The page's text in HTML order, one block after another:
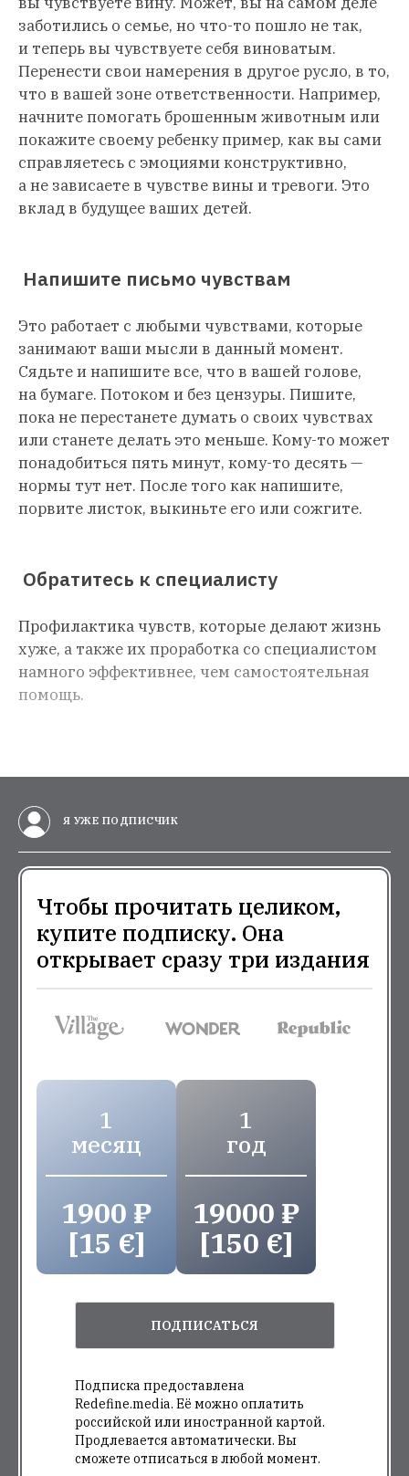
заботились о семье, но что-то пошло не так,
и теперь вы чувствуете себя виноватым.
Перенести свои намерения в другое русло, в то,
что в вашей зоне ответственности. Например,
начните помогать брошенным животным или
покажите своему ребенку пример, как вы сами
справляетесь с эмоциями конструктивно,
а не зависаете в чувстве вины и тревоги. Это
вклад в будущее ваших детей.
Напишите письмо чувствам
Это работает с любыми чувствами, которые
занимают ваши мысли в данный момент.
Сядьте и напишите все, что в вашей голове,
на бумаге. Потоком и без цензуры. Пишите,
пока не перестанете думать о своих чувствах
или станете делать это меньше. Кому-то может
понадобиться пять минут, кому-то десять —
нормы тут нет. После того как напишите,
порвите листок, выкиньте его или сожгите.
Обратитесь к специалисту
Профилактика чувств, которые делают жизнь
хуже, а также их проработка со специалистом
намного эффективнее, чем самостоятельная
помощь.
Я УЖЕ ПОДПИСЧИК
Чтобы прочитать целиком,
купите подписку. Она
открывает сразу три издания
1
месяц
1900 ₽
[15 €]
1
год
19000 ₽
[150 €]
ПОДПИСАТЬСЯ
Подписка предоставлена
Redefine.media. Её можно оплатить
российской или иностранной картой.
Продлевается автоматически. Вы
сможете отписаться в любой момент.